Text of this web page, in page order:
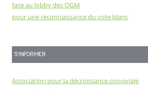
face au lobby des OGM
pour une reconnaissance du vote blanc
S'INFORMER
Association pour la décroissance conviviale